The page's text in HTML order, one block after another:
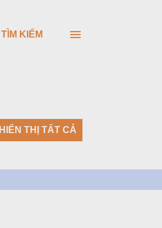
TÌM KIẾM
HIỂN THỊ TẤT CẢ